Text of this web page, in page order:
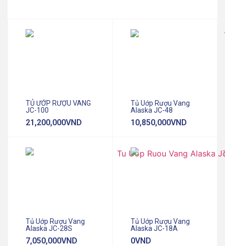
TỦ ƯỚP RƯỢU VANG
JC-100
21,200,000VND
Tủ Uớp Rượu Vang
Alaska JC-48
10,850,000VND
Tủ Uớp Rượu Vang
Alaska JC-28S
7,050,000VND
Tủ Uớp Rượu Vang
Alaska JC-18A
0VND